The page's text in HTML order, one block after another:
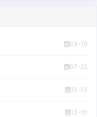
03-19
07-22
12-13
12-10